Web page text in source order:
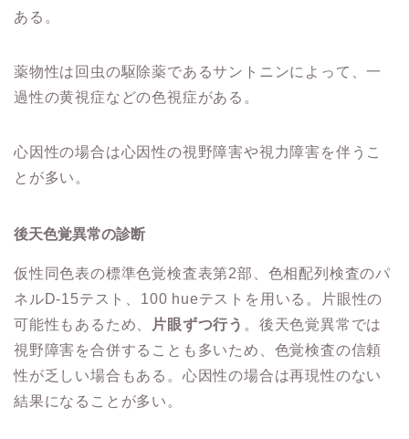
ある。
薬物性は回虫の駆除薬であるサントニンによって、一
過性の黄視症などの色視症がある。
心因性の場合は心因性の視野障害や視力障害を伴うこ
とが多い。
後天色覚異常の診断
仮性同色表の標準色覚検査表第2部、色相配列検査のパ
ネルD-15テスト、100 hueテストを用いる。片眼性の
可能性もあるため、
片眼ずつ行う 。後天色覚異常では
視野障害を合併することも多いため、色覚検査の信頼
性が乏しい場合もある。心因性の場合は再現性のない
結果になることが多い。